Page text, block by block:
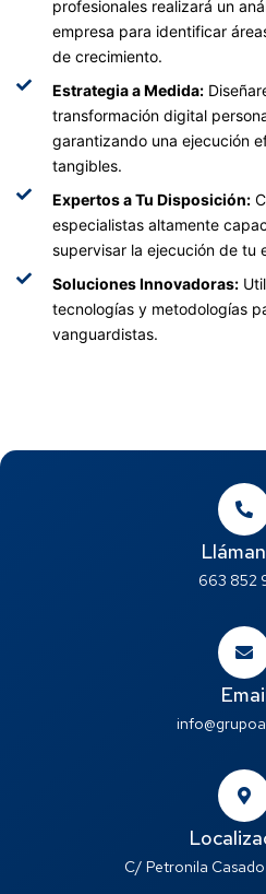
profesionales realizará un
empresa para identificar
de crecimiento.
Estrategia a Medida:
transformación digital
garantizando una ejecución
tangibles.
Expertos a Tu Disposición:
especialistas altamente
supervisar la ejecución de tu
Soluciones Innovadoras:
tecnologías y metodologías
vanguardistas.
663 852
C/ Petronila